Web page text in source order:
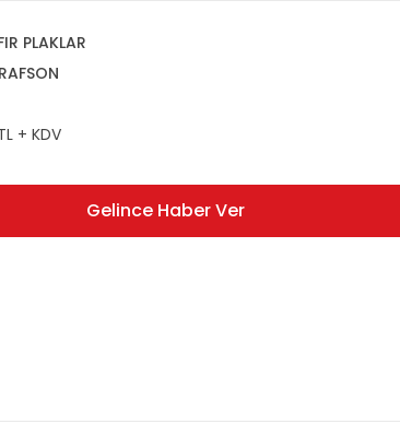
PLAKLAR
+ KDV
Gelince Haber Ver